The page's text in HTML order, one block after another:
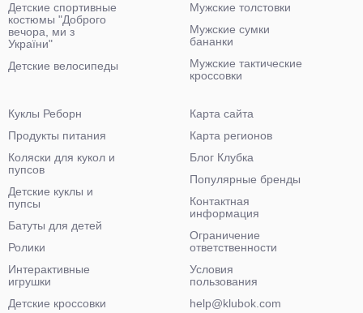
Детские спортивные
костюмы "Доброго
вечора, ми з
України"
Детские велосипеды
Мужские толстовки
Мужские сумки
бананки
Мужские тактические
кроссовки
Куклы Реборн
Продукты питания
Коляски для кукол и
пупсов
Детские куклы и
пупсы
Батуты для детей
Ролики
Интерактивные
игрушки
Детские кроссовки
Карта сайта
Карта регионов
Блог Клубка
Популярные бренды
Контактная
информация
Ограничение
ответственности
Условия
пользования
help@klubok.com